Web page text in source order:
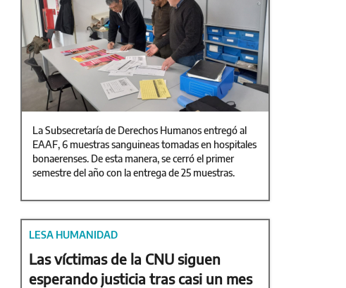
La Subsecretaría de Derechos Humanos entregó al
EAAF, 6 muestras sanguineas tomadas en hospitales
bonaerenses. De esta manera, se cerró el primer
semestre del año con la entrega de 25 muestras.
LESA HUMANIDAD
Las víctimas de la CNU siguen
esperando justicia tras casi un mes